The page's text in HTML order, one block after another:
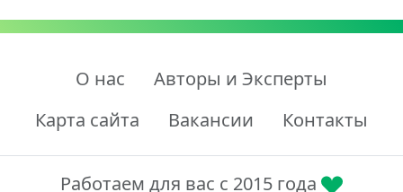
О нас
Авторы и Эксперты
Карта сайта
Вакансии Контакты
Работаем для вас с 2015 года